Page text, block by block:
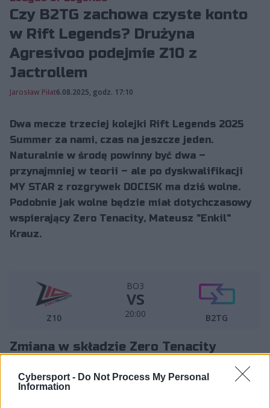
Cybersport - Do Not Process My Personal
Information
Czy B2TG zachowa czyste konto
w Rift Legends? Drużyna
Agresivoo podejmie Z10 z
Jactrollem
Jarosław Piłat6.08.2025, godz. 17:10
Dwa mecze trzeciej kolejki Rift Legends 2025
Summer za nami, czas na jeszcze jeden.
Naturalnie w środę powinny być dwa –
przynajmniej w teorii – ale po dyskwalifikacji
MY STAR z rozgrywek DOCISK ma dziś wolne.
Podobnie jak wolne będzie miał dotychczasowy
wspierający Zero Tenacity, Mateusz "Enkil"
Krauz.
Z10
BO3
vs
20:00 B2TG
Zmiana w składzie Zero Tenacity
– Dziś wyciągamy asa – do składu wraca Jakub "Jactroll"
Skurzyński– poinformowało w telegraficznym skrócie